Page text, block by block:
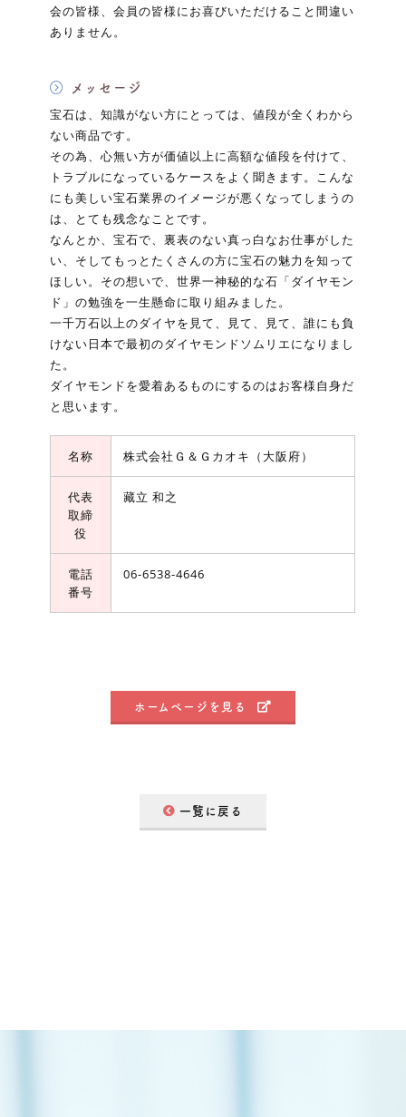
会の皆様、会員の皆様にお喜びいただけること間違い
ありません。
メッセージ
宝石は、知識がない方にとっては、値段が全くわから
ない商品です。
その為、心無い方が価値以上に高額な値段を付けて、
トラブルになっているケースをよく聞きます。こんな
にも美しい宝石業界のイメージが悪くなってしまうの
は、とても残念なことです。
なんとか、宝石で、裏表のない真っ白なお仕事がした
い、そしてもっとたくさんの方に宝石の魅力を知って
ほしい。その想いで、世界一神秘的な石「ダイヤモン
ド」の勉強を一生懸命に取り組みました。
一千万石以上のダイヤを見て、見て、見て、誰にも負
けない日本で最初のダイヤモンドソムリエになりまし
た。
ダイヤモンドを愛着あるものにするのはお客様自身だ
と思います。
名称 株式会社Ｇ＆Ｇカオキ（大阪府）
代表
取締
役
藏立 和之
電話
番号
06-6538-4646
ホームページを見る
一覧に戻る